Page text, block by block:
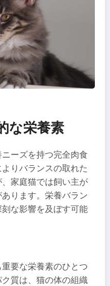
な栄養素
ーズを持つ完全肉食
りバランスの取れた
家庭猫では飼い主が
ります。栄養バラン
な影響を及ぼす可能
要な栄養素のひとつ
質は、猫の体の組織